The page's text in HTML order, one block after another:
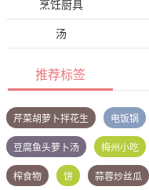
烹饪厨具
汤
推荐标签
芹菜胡萝卜拌花生 电饭锅
豆腐鱼头萝卜汤 梅州小吃
榨食物 饼 蒜蓉炒丝瓜